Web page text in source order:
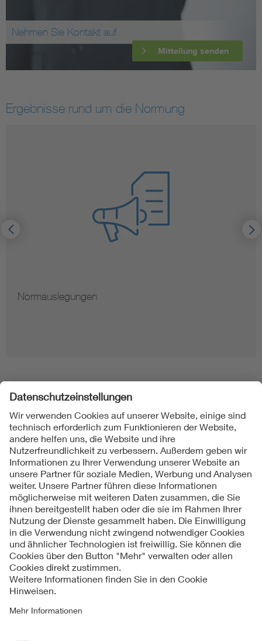
Nehmen Sie Kontakt auf
Mitteilung senden
Ergebnisse rund um die Normung
Normauslegungen
Folgen Sie uns
Kontakt
Impressum
Datenschutzinformationen
Cookie Hinweise
Compliance